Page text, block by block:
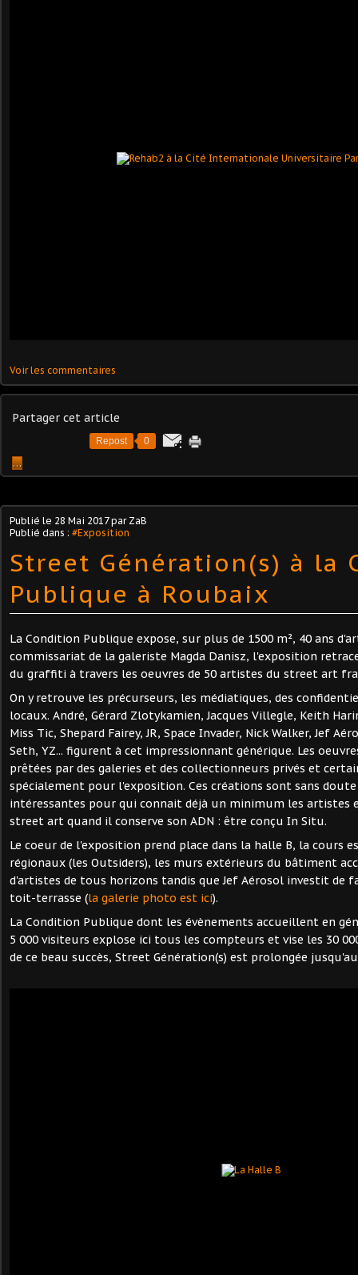
Voir les commentaires
Partager cet article
Repost 0
…
Publié le 28 Mai 2017par ZaB
Publié dans : #Exposition
Street Génération(s) à la
Publique à Roubaix
La Condition Publique expose, sur plus de 1500 m², 40 ans
commissariat de la galeriste Magda Danisz, l'exposition
du graffiti à travers les oeuvres de 50 artistes du street art
On y retrouve les précurseurs, les médiatiques, des
locaux. André, Gérard Zlotykamien, Jacques Villegle, Keith
Miss Tic, Shepard Fairey, JR, Space Invader, Nick Walker, Jef
Seth, YZ... figurent à cet impressionnant générique. Les
prêtées par des galeries et des collectionneurs privés et
spécialement pour l'exposition. Ces créations sont sans
intéressantes pour qui connait déjà un minimum les artistes
street art quand il conserve son ADN : être conçu In Situ.
Le coeur de l'exposition prend place dans la halle B, la cours
régionaux (les Outsiders), les murs extérieurs du bâtiment
d'artistes de tous horizons tandis que Jef Aérosol investit de
toit-terrasse (la galerie photo est ici).
La Condition Publique dont les évènements accueillent en
5 000 visiteurs explose ici tous les compteurs et vise les 30
de ce beau succès, Street Génération(s) est prolongée